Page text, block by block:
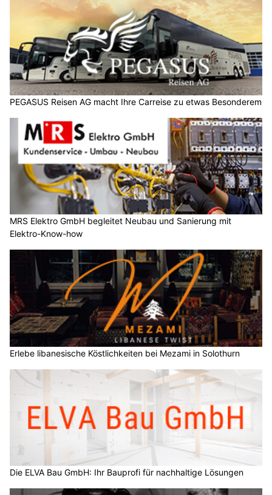
PEGASUS Reisen AG macht Ihre Carreise zu etwas Besonderem
MRS Elektro GmbH begleitet Neubau und Sanierung mit
Elektro-Know-how
Erlebe libanesische Köstlichkeiten bei Mezami in Solothurn
Die ELVA Bau GmbH: Ihr Bauprofi für nachhaltige Lösungen